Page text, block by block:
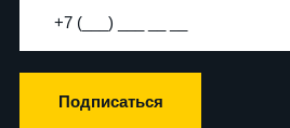
Подписаться